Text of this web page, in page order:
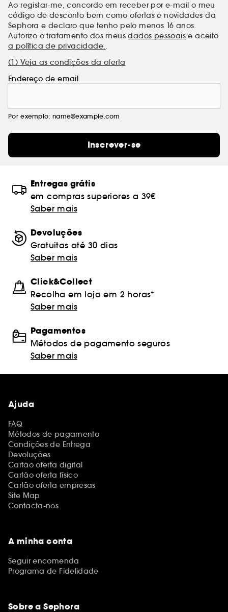
Ao registar-me, concordo em receber por e-mail o meu
código de desconto bem como ofertas e novidades da
Sephora e declaro que tenho pelo menos 16 anos.
Autorizo o tratamento dos meusdados pessoais e aceito
a política de privacidade..
(1) Veja as condições da oferta
Endereço de email
Por exemplo: name@example.com
Inscrever-se
Entregas grátis
em compras superiores a 39€
Saber mais
Devoluções
Gratuitas até 30 dias
Saber mais
Click&Collect
Recolha em loja em 2 horas*
Saber mais
Pagamentos
Métodos de pagamento seguros
Saber mais
Ajuda
FAQ
Métodos de pagamento
Condições de Entrega
Devoluções
Cartão oferta digital
Cartão oferta físico
Cartão oferta empresas
Site Map
Contacta-nos
A minha conta
Seguir encomenda
Programa de Fidelidade
Sobre a Sephora